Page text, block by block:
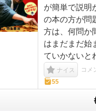
が簡単で説明
の本の方が問
方は、何問か
はまだまだ始
ていかないと
ナイス コメ
55